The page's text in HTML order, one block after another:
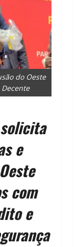
do Oeste
e
com
e